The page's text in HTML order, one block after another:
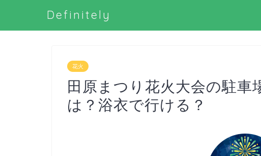
Definitely
花火
田原まつり花火大会の駐車
は？浴衣で行ける？